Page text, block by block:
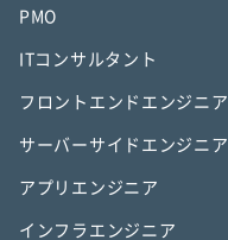
PMO
ITコンサルタント
フロントエンドエンジニア
サーバーサイドエンジニア
アプリエンジニア
インフラエンジニア